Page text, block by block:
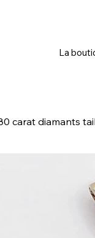
La
carat diamants